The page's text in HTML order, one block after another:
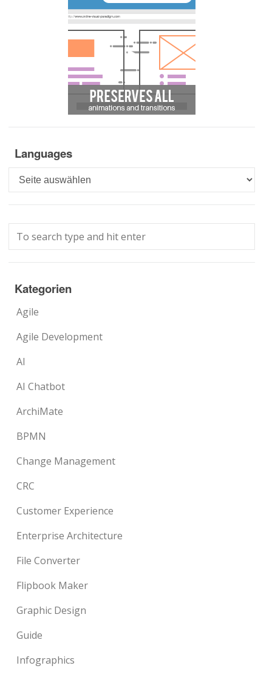
Languages
Languages
Kategorien
Agile
Agile Development
AI
AI Chatbot
ArchiMate
BPMN
Change Management
CRC
Customer Experience
Enterprise Architecture
File Converter
Flipbook Maker
Graphic Design
Guide
Infographics